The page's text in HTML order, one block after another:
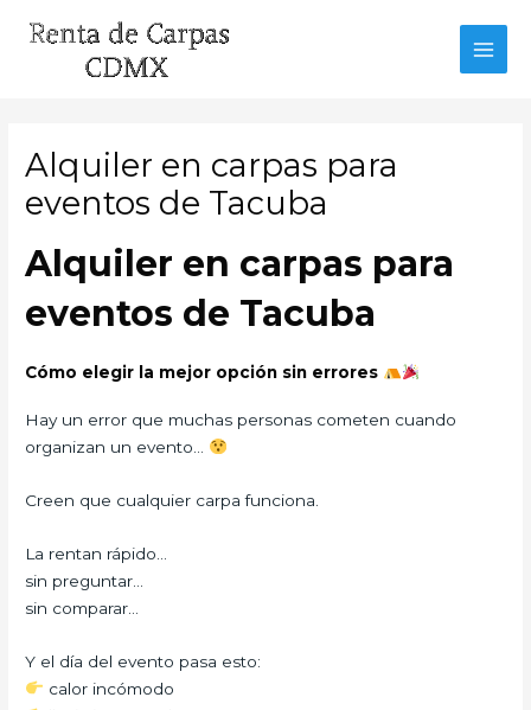
Alquiler en carpas para
eventos de Tacuba
Alquiler en carpas para
eventos de Tacuba
Cómo elegir la mejor opción sin errores
Hay un error que muchas personas cometen cuando
organizan un evento…
Creen que cualquier carpa funciona.
La rentan rápido…
sin preguntar…
sin comparar…
Y el día del evento pasa esto:
calor incómodo